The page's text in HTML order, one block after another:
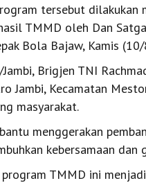
tersebut dilakukan
TMMD oleh Dan
Bola Bajaw, Kamis
Brigjen TNI
Jambi, Kecamatan
masyarakat.
menggerakan
kebersamaan
TMMD ini